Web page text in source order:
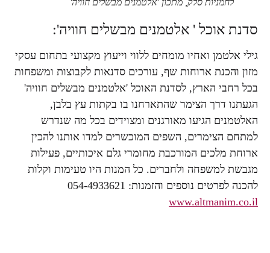
סדנת אוכל ' אלטמנים מבשלים חוויה':
גילי אלטמן ואחיו מומחים ללווי וייעוץ מקצועי בתחום עסקי
מזון והכנת ארוחות שף, עורכים סדנאות לקבוצות ומשפחות
בכל רחבי הארץ, לסדנת האוכל 'אלטמנים מבשלים חוויה'
הגעתנו דרך הצימר שהתארחנו בו בקתות עץ בלבן,
האלטמנים הגיעו מאורגנים ומצוידים בכל מה שנדרש
למתחם הצימרים, השפים המוכשרים למדו אותנו להכין
ארוחת מלכים המורכבת מחומרי גלם איכותיים, פעילות
מגבשת למשפחה ולחברים. כל המנות היו טעימות וקלות
להכנה לפרטים נוספים והזמנות: 054-4933621
www.altmanim.co.il